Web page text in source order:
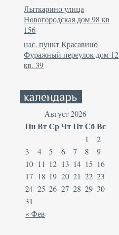
Лыткарино улица
Новогородская дом 98 кв
156
нас. пункт Красавино
Фуражный переулок дом 12
кв. 39
Август 2026
ПнВтСрЧтПтСбВс
« Фев
1
2
3
4 5 6 7 8
9
10 11 12 13 14 15 16
17 18 19 20 21 22 23
24 25 26 27 28 29 30
31